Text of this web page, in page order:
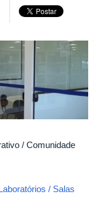
/ Comunidade
/ Salas